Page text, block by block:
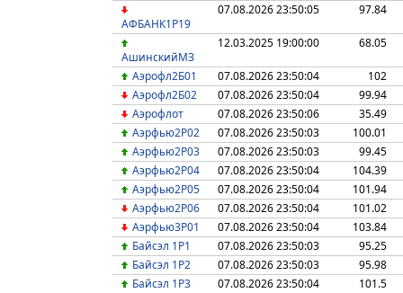
АФБАНК1Р19
07.08.2026 23:50:05 97.84
АшинскийМЗ
12.03.2025 19:00:00 68.05
Аэрофл2Б01 07.08.2026 23:50:04
102
Аэрофл2Б02
07.08.2026 23:50:04
99.94
Аэрофлот
07.08.2026 23:50:06
35.49
Аэрфью2Р02
07.08.2026 23:50:03
100.01
Аэрфью2Р03
07.08.2026 23:50:03
99.45
Аэрфью2Р04
07.08.2026 23:50:04
104.39
Аэрфью2Р05
07.08.2026 23:50:04
101.94
Аэрфью2Р06
07.08.2026 23:50:04
101.02
Аэрфью3Р01
07.08.2026 23:50:04
103.84
Байсэл 1Р1
07.08.2026 23:50:03
95.25
Байсэл 1Р2
07.08.2026 23:50:03
95.98
Байсэл 1Р3
07.08.2026 23:50:04
101.5